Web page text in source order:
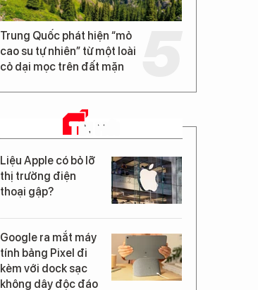
Trung Quốc phát hiện “mỏ
cao su tự nhiên” từ một loài
cỏ dại mọc trên đất mặn
TIN MỚI
Liệu Apple có bỏ lỡ
thị trường điện
thoại gập?
Google ra mắt máy
tính bảng Pixel đi
kèm với dock sạc
không dây độc đáo